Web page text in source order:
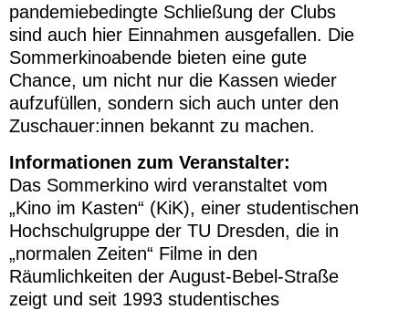
pandemiebedingte Schließung der Clubs
sind auch hier Einnahmen ausgefallen. Die
Sommerkinoabende bieten eine gute
Chance, um nicht nur die Kassen wieder
aufzufüllen, sondern sich auch unter den
Zuschauer:innen bekannt zu machen.
Informationen zum Veranstalter:
Das Sommerkino wird veranstaltet vom
„Kino im Kasten“ (KiK), einer studentischen
Hochschulgruppe der TU Dresden, die in
„normalen Zeiten“ Filme in den
Räumlichkeiten der August-Bebel-Straße
zeigt und seit 1993 studentisches